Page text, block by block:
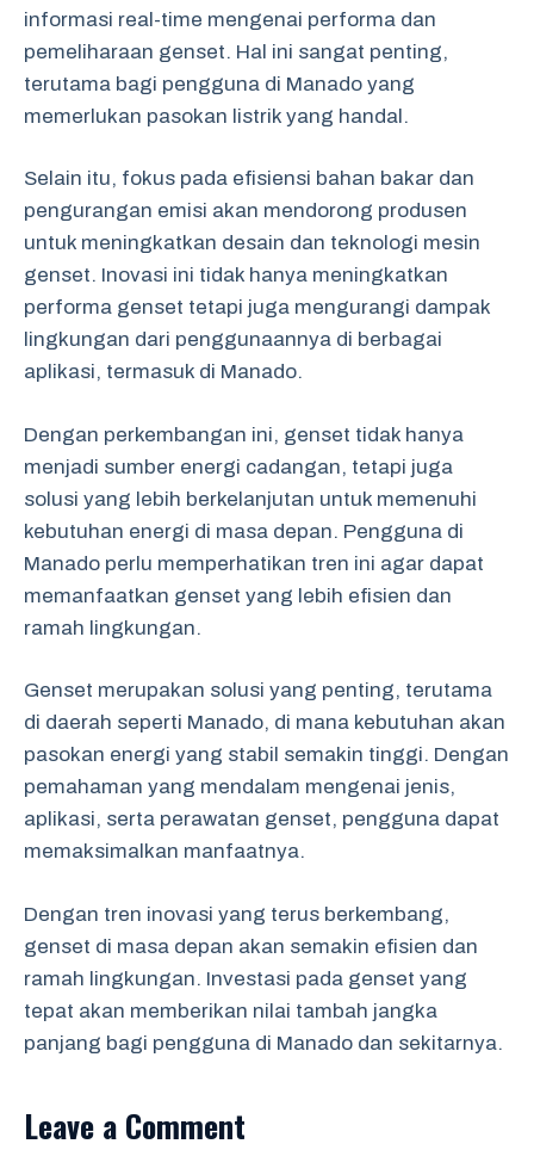
informasi real-time mengenai performa dan
pemeliharaan genset. Hal ini sangat penting,
terutama bagi pengguna di Manado yang
memerlukan pasokan listrik yang handal.
Selain itu, fokus pada efisiensi bahan bakar dan
pengurangan emisi akan mendorong produsen
untuk meningkatkan desain dan teknologi mesin
genset. Inovasi ini tidak hanya meningkatkan
performa genset tetapi juga mengurangi dampak
lingkungan dari penggunaannya di berbagai
aplikasi, termasuk di Manado.
Dengan perkembangan ini, genset tidak hanya
menjadi sumber energi cadangan, tetapi juga
solusi yang lebih berkelanjutan untuk memenuhi
kebutuhan energi di masa depan. Pengguna di
Manado perlu memperhatikan tren ini agar dapat
memanfaatkan genset yang lebih efisien dan
ramah lingkungan.
Genset merupakan solusi yang penting, terutama
di daerah seperti Manado, di mana kebutuhan akan
pasokan energi yang stabil semakin tinggi. Dengan
pemahaman yang mendalam mengenai jenis,
aplikasi, serta perawatan genset, pengguna dapat
memaksimalkan manfaatnya.
Dengan tren inovasi yang terus berkembang,
genset di masa depan akan semakin efisien dan
ramah lingkungan. Investasi pada genset yang
tepat akan memberikan nilai tambah jangka
panjang bagi pengguna di Manado dan sekitarnya.
Leave a Comment